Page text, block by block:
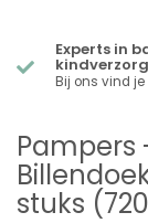
Experts in
Bij ons vind je
Pampers
stuks